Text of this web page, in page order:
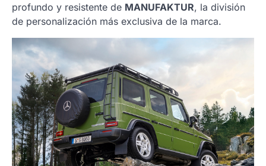
profundo y resistente de MANUFAKTUR, la división
de personalización más exclusiva de la marca.